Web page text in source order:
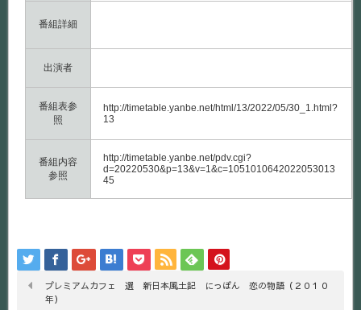
番組詳細
出演者
番組表参
照
http://timetable.yanbe.net/html/13/2022/05/30_1.html?
13
番組内容
参照
http://timetable.yanbe.net/pdv.cgi?
d=20220530&p=13&v=1&c=1051010642022053013
45
プレミアムカフェ 選 新日本風土記 にっぽん 恋の物語（２０１０
年）